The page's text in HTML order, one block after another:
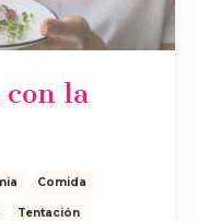
la
Comida
Tentación